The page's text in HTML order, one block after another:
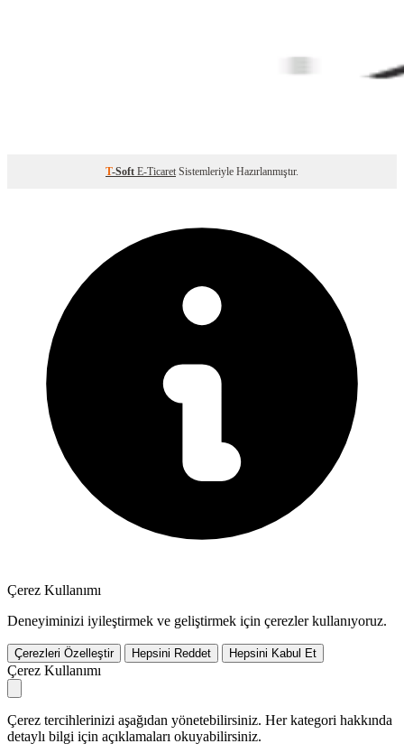
T-Soft E-Ticaret Sistemleriyle Hazırlanmıştır.
Çerez Kullanımı
Deneyiminizi iyileştirmek ve geliştirmek için çerezler kullanıyoruz.
Çerezleri Özelleştir Hepsini Reddet Hepsini Kabul Et
Çerez Kullanımı
Çerez tercihlerinizi aşağıdan yönetebilirsiniz. Her kategori hakkında
detaylı bilgi için açıklamaları okuyabilirsiniz.